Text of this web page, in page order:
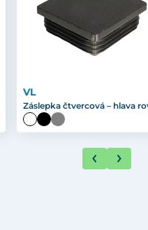
VL
Záslepka čtvercová – hlava